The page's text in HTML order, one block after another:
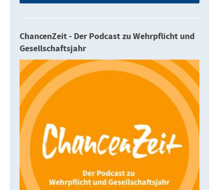
ChancenZeit - Der Podcast zu Wehrpflicht und
Gesellschaftsjahr